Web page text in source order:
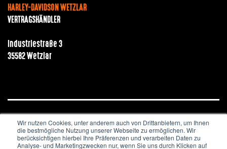
Wir nutzen Cookies, unter anderem auch von Drittanbietern, um Ihnen
die bestmögliche Nutzung unserer Webseite zu ermöglichen. Wir
berücksichtigen hierbei Ihre Präferenzen und verarbeiten Daten zu
Analyse- und Marketingzwecken nur, wenn Sie uns durch Klicken auf
HARLEY-DAVIDSON WETZLAR
VERTRAGSHÄNDLER
Industriestraße 3
35582 Wetzlar
JOBS & KARRIERE NEWSLETTER
IMPRESSUM
DATENSCHUTZ